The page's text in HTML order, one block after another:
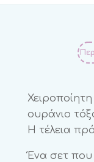
ουράνιο
Η τέλεια
Ένα σετ